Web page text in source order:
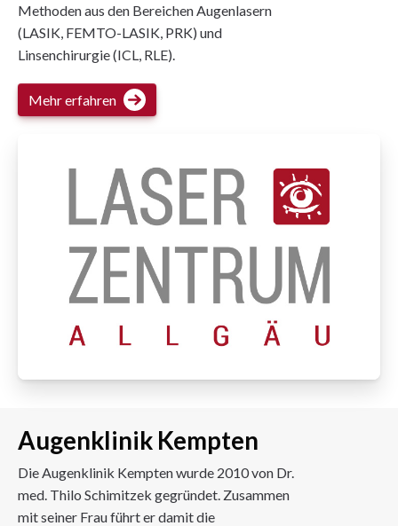
Methoden aus den Bereichen Augenlasern
(LASIK, FEMTO-LASIK, PRK) und
Linsenchirurgie (ICL, RLE).
Mehr erfahren
Augenklinik Kempten
Die Augenklinik Kempten wurde 2010 von Dr.
med. Thilo Schimitzek gegründet. Zusammen
mit seiner Frau führt er damit die